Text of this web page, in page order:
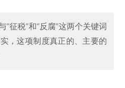
“征税”和“反腐”这两个关键词
，这项制度真正的、主要的